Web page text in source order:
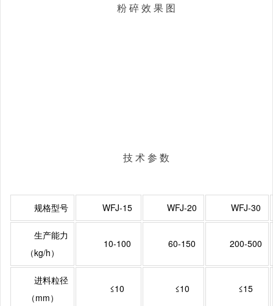
粉 碎 效 果 图
技 术 参 数
规格型号 WFJ-15 WFJ-20 WFJ-30
生产能力
（kg/h）
10-100 60-150 200-500
进料粒径
（mm）
≤10 ≤10 ≤15